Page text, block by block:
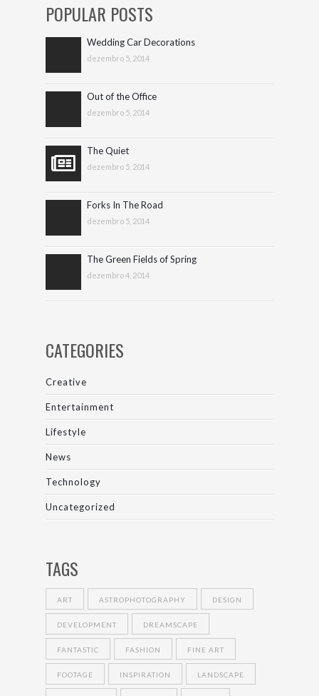
POPULAR POSTS
Wedding Car Decorations
dezembro 5, 2014
Out of the Office
dezembro 5, 2014
The Quiet
dezembro 5, 2014
Forks In The Road
dezembro 5, 2014
The Green Fields of Spring
dezembro 4, 2014
CATEGORIES
Creative
Entertainment
Lifestyle
News
Technology
Uncategorized
TAGS
ART ASTROPHOTOGRAPHY DESIGN
DEVELOPMENT DREAMSCAPE
FANTASTIC FASHION FINE ART
FOOTAGE INSPIRATION LANDSCAPE